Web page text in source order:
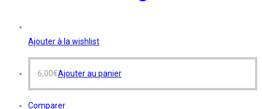
Ajouter à la wishlist
6,00€Ajouter au panier
Comparer